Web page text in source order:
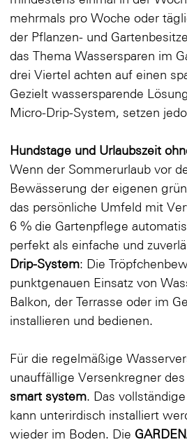
mehrmals pro Woche oder
der Pflanzen- und
das Thema Wassersparen im
drei Viertel achten auf einen
Gezielt wassersparende
Micro-Drip-System, setzen
Hundstage und Urlaubszeit
Wenn der Sommerurlaub vor
Bewässerung der eigenen
das persönliche Umfeld mit
6 % die Gartenpflege
perfekt als einfache und
Drip-System: Die
punktgenauen Einsatz von
Balkon, der Terrasse oder im
installieren und bedienen.
Für die regelmäßige
unauffällige Versenkregner des
smart system. Das
kann unterirdisch installiert
wieder im Boden. Die